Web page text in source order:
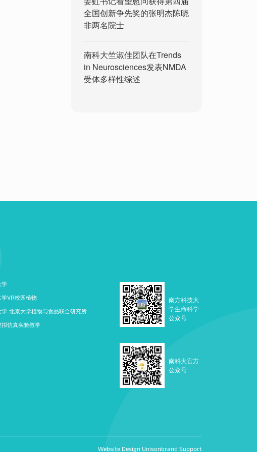
全国创新争先奖的张明杰陈晓
非两名院士
南科大竺淑佳团队在Trends
in Neurosciences发表NMDA
受体多样性综述
学
VR校园植物
-北京大学植物与食品联合研究所
仿真实验教学
南方科技大
学生命科学
公众号
南科大官方
公众号
Website Design Unisonbrand Support